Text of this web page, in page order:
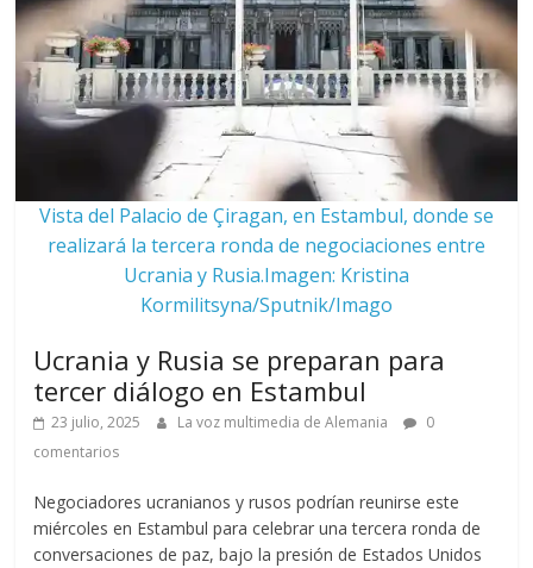
Vista del Palacio de Çiragan, en Estambul, donde se
realizará la tercera ronda de negociaciones entre
Ucrania y Rusia.Imagen: Kristina
Kormilitsyna/Sputnik/Imago
Ucrania y Rusia se preparan para
tercer diálogo en Estambul
23 julio, 2025 La voz multimedia de Alemania
0
comentarios
Negociadores ucranianos y rusos podrían reunirse este
miércoles en Estambul para celebrar una tercera ronda de
conversaciones de paz, bajo la presión de Estados Unidos